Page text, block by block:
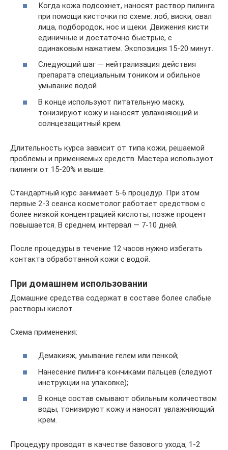
Когда кожа подсохнет, наносят раствор пилинга
при помощи кисточки по схеме: лоб, виски, овал
лица, подбородок, нос и щеки. Движения кисти
единичные и достаточно быстрые, с
одинаковым нажатием. Экспозиция 15-20 минут.
Следующий шаг — нейтрализация действия
препарата специальным тоником и обильное
умывание водой.
В конце используют питательную маску,
тонизируют кожу и наносят увлажняющий и
солнцезащитный крем.
Длительность курса зависит от типа кожи, решаемой
проблемы и применяемых средств. Мастера используют
пилинги от 15-20% и выше.
Стандартный курс занимает 5-6 процедур. При этом
первые 2-3 сеанса косметолог работает средством с
более низкой концентрацией кислоты, позже процент
повышается. В среднем, интервал — 7-10 дней.
После процедуры в течение 12 часов нужно избегать
контакта обработанной кожи с водой.
При домашнем использовании
Домашние средства содержат в составе более слабые
растворы кислот.
Схема применения:
Демакияж, умывание гелем или пенкой;
Нанесение пилинга кончиками пальцев (следуют
инструкции на упаковке);
В конце состав смывают обильным количеством
воды, тонизируют кожу и наносят увлажняющий
крем.
Процедуру проводят в качестве базового ухода, 1-2